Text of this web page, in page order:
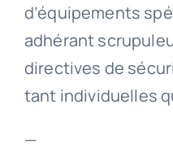
d’équipements
adhérant
directives de
tant individuelles
—